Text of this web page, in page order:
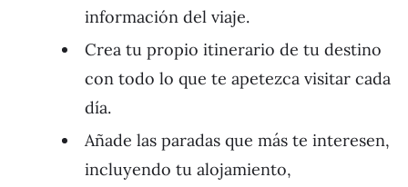
información del viaje.
Crea tu propio itinerario de tu destino
con todo lo que te apetezca visitar cada
día.
Añade las paradas que más te interesen,
incluyendo tu alojamiento,